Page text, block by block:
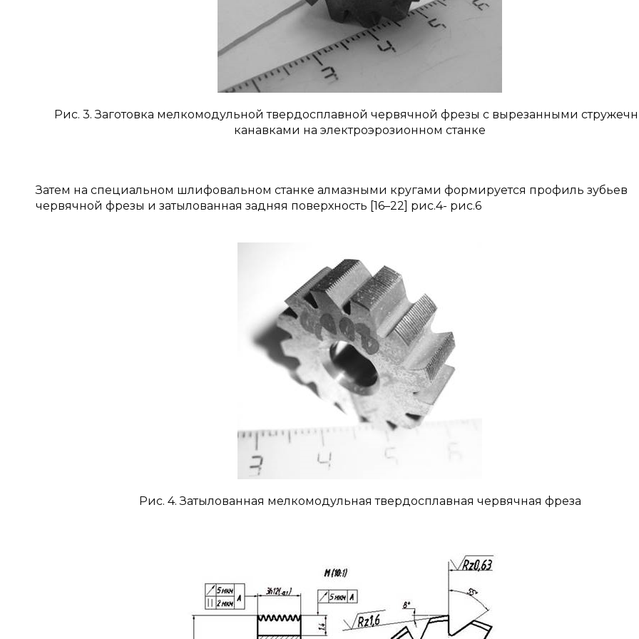
Рис. 3. Заготовка мелкомодульной твердосплавной червячной фрезы с вырезанными
канавками на электроэрозионном станке
Затем на специальном шлифовальном станке алмазными кругами формируется профиль зубьев
червячной фрезы и затылованная задняя поверхность [16–22] рис.4- рис.6
Рис. 4. Затылованная мелкомодульная твердосплавная червячная фреза